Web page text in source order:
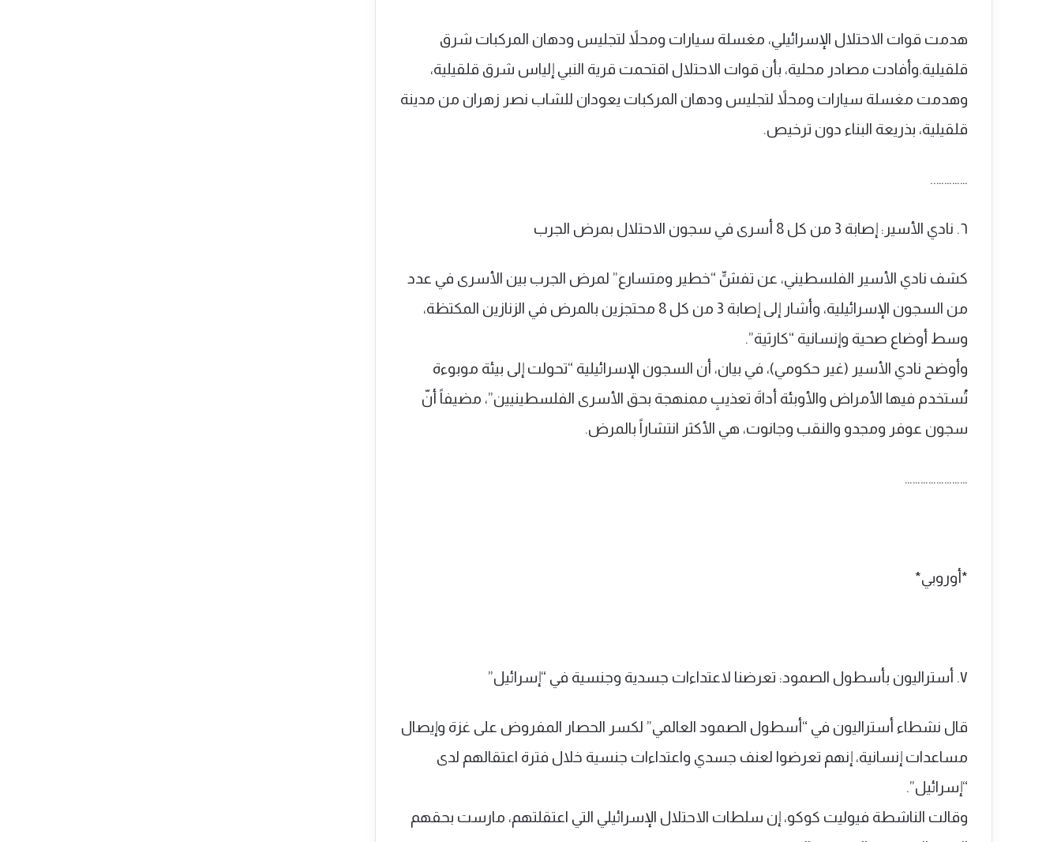
هدمت قوات الاحتلال الإسرائيلي، مغسلة سيارات ومحلاً لتجليس ودهان المركبات شرق
قلقيلية.وأفادت مصادر محلية، بأن قوات الاحتلال اقتحمت قرية النبي إلياس شرق قلقيلية،
وهدمت مغسلة سيارات ومحلاً لتجليس ودهان المركبات يعودان للشاب نصر زهران من مدينة
قلقيلية، بذريعة البناء دون ترخيص.
…………..
٦. نادي الأسير: إصابة 3 من كل 8 أسرى في سجون الاحتلال بمرض الجرب
كشف نادي ‎الأسير الفلسطيني، عن تفشٍّ “خطير ومتسارع” لمرض الجرب بين ‎الأسرى في عدد
من السجون الإسرائيلية، وأشار إلى إصابة 3 من كل 8 محتجزين بالمرض في الزنازين المكتظة،
وسط أوضاع صحية وإنسانية “كارثية”.
وأوضح نادي الأسير (غير حكومي)، في بيان، أن السجون الإسرائيلية “تحولت إلى بيئة موبوءة
تُستخدم فيها الأمراض والأوبئة أداةَ تعذيبٍ ممنهجة بحق الأسرى الفلسطينيين”، مضيفاً أنّ
سجون عوفر ومجدو والنقب وجانوت، هي الأكثر انتشاراً بالمرض.
……………………
*أوروبي*
٧. أستراليون بأسطول الصمود: تعرضنا لاعتداءات جسدية وجنسية في “إسرائيل”
قال نشطاء أستراليون في “أسطول الصمود العالمي” لكسر الحصار المفروض على غزة وإيصال
مساعدات إنسانية، إنهم تعرضوا لعنف جسدي واعتداءات جنسية خلال فترة اعتقالهم لدى
“إسرائيل”.
وقالت الناشطة فيوليت كوكو، إن سلطات الاحتلال الإسرائيلي التي اعتقلتهم، مارست بحقهم